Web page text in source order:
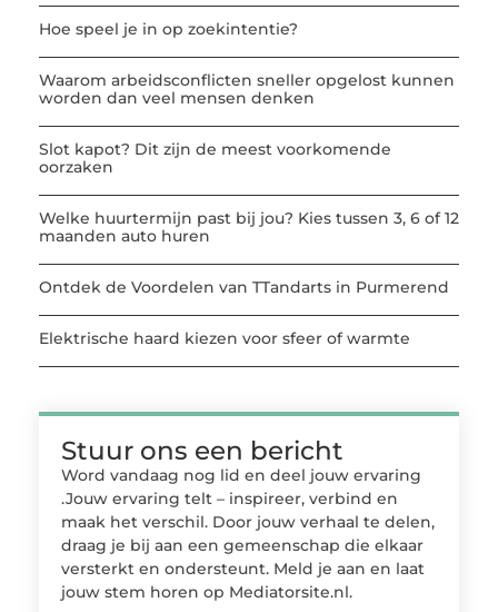
Hoe speel je in op zoekintentie?
Waarom arbeidsconflicten sneller opgelost kunnen
worden dan veel mensen denken
Slot kapot? Dit zijn de meest voorkomende
oorzaken
Welke huurtermijn past bij jou? Kies tussen 3, 6 of 12
maanden auto huren
Ontdek de Voordelen van TTandarts in Purmerend
Elektrische haard kiezen voor sfeer of warmte
Stuur ons een bericht
Word vandaag nog lid en deel jouw ervaring
.Jouw ervaring telt – inspireer, verbind en
maak het verschil. Door jouw verhaal te delen,
draag je bij aan een gemeenschap die elkaar
versterkt en ondersteunt. Meld je aan en laat
jouw stem horen op Mediatorsite.nl.